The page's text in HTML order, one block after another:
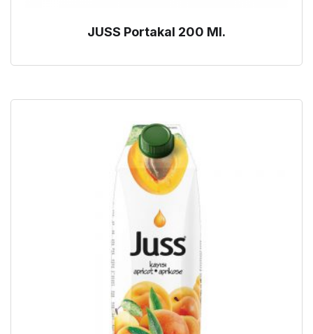
JUSS Portakal 200 Ml.